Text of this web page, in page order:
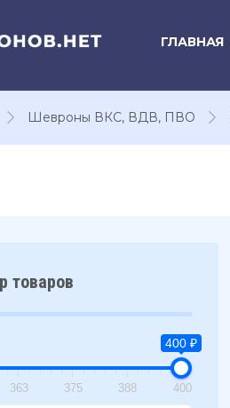
ГЛАВНАЯ
Шевроны ВКС, ВДВ, ПВО
товаров
400 ₽
363 375 388 400